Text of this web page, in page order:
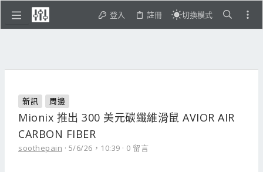
登入 註冊 切換模式
新訊 周邊
Mionix 推出 300 美元碳纖維滑鼠 AVIOR AIR
CARBON FIBER
soothepain 5/6/26，10:39 0 留言